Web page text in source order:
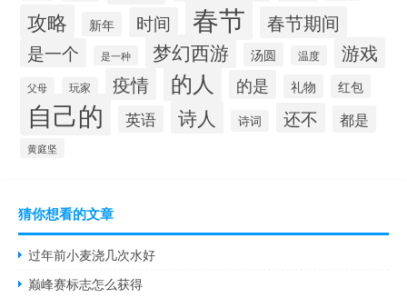
攻略 新年 时间 春节 春节期间
是一个 是一种 梦幻西游 汤圆 温度 游戏
父母 玩家 疫情 的人 的是 礼物 红包
自己的 英语 诗人 诗词 还不 都是
黄庭坚
猜你想看的文章
过年前小麦浇几次水好
巅峰赛标志怎么获得